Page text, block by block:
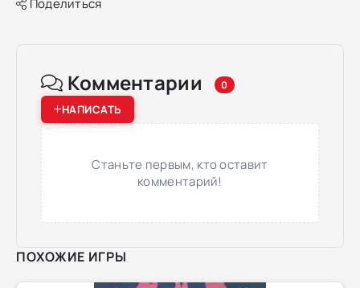
Поделиться
Комментарии 0
НАПИСАТЬ
Станьте первым, кто оставит
комментарий!
ПОХОЖИЕ ИГРЫ